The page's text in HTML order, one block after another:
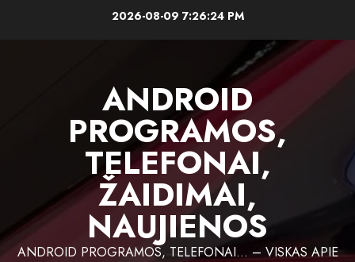
2026-08-09 7:26:25 PM
ANDROID
PROGRAMOS,
TELEFONAI,
ŽAIDIMAI,
NAUJIENOS
ANDROID PROGRAMOS, TELEFONAI… – VISKAS APIE